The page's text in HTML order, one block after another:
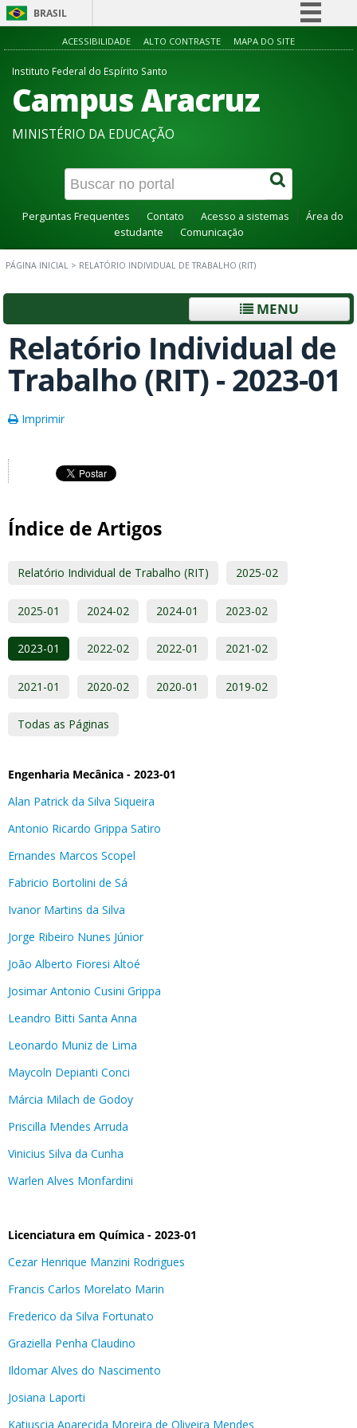
BRASIL
Simplifique!
Acesso à informação
Canais
ACESSIBILIDADE ALTO CONTRASTE MAPA DO SITE
Instituto Federal do Espírito Santo
Campus Aracruz
MINISTÉRIO DA EDUCAÇÃO
Perguntas Frequentes Contato Acesso a sistemas
Área do
estudante
Comunicação
PÁGINA INICIAL > RELATÓRIO INDIVIDUAL DE TRABALHO (RIT)
MENU
Relatório Individual de
Trabalho (RIT) - 2023-01
Imprimir
Índice de Artigos
Relatório Individual de Trabalho (RIT) 2025-02
2025-01 2024-02 2024-01 2023-02
2023-01 2022-02 2022-01 2021-02
2021-01 2020-02 2020-01 2019-02
Todas as Páginas
Engenharia Mecânica - 2023-01
Alan Patrick da Silva Siqueira
Antonio Ricardo Grippa Satiro
Ernandes Marcos Scopel
Fabricio Bortolini de Sá
Ivanor Martins da Silva
Jorge Ribeiro Nunes Júnior
João Alberto Fioresi Altoé
Josimar Antonio Cusini Grippa
Leandro Bitti Santa Anna
Leonardo Muniz de Lima
Maycoln Depianti Conci
Márcia Milach de Godoy
Priscilla Mendes Arruda
Vinicius Silva da Cunha
Warlen Alves Monfardini
Licenciatura em Química - 2023-01
Cezar Henrique Manzini Rodrigues
Francis Carlos Morelato Marin
Frederico da Silva Fortunato
Graziella Penha Claudino
Ildomar Alves do Nascimento
Josiana Laporti
Katiuscia Aparecida Moreira de Oliveira Mendes